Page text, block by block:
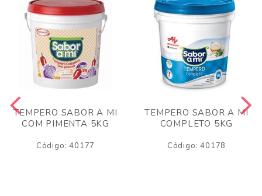
TEMPERO SABOR A MI
COM PIMENTA 5KG
Código: 40177
TEMPERO SABOR A MI
COMPLETO 5KG
Código: 40178